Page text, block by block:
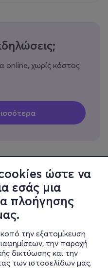
ώστε να
εσάς μια
πλοήγησης
την εξατομίκευση
την παροχή
δικτύωσης και την
των ιστοσελίδων μας.
online, χωρίς κόστος